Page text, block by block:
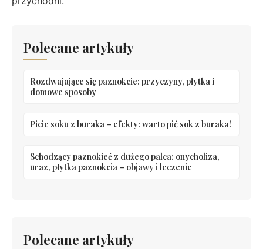
Polecane artykuły
Rozdwajające się paznokcie: przyczyny, płytka i
domowe sposoby
Picie soku z buraka – efekty: warto pić sok z buraka!
Schodzący paznokieć z dużego palca: onycholiza,
uraz, płytka paznokcia – objawy i leczenie
Polecane artykuły